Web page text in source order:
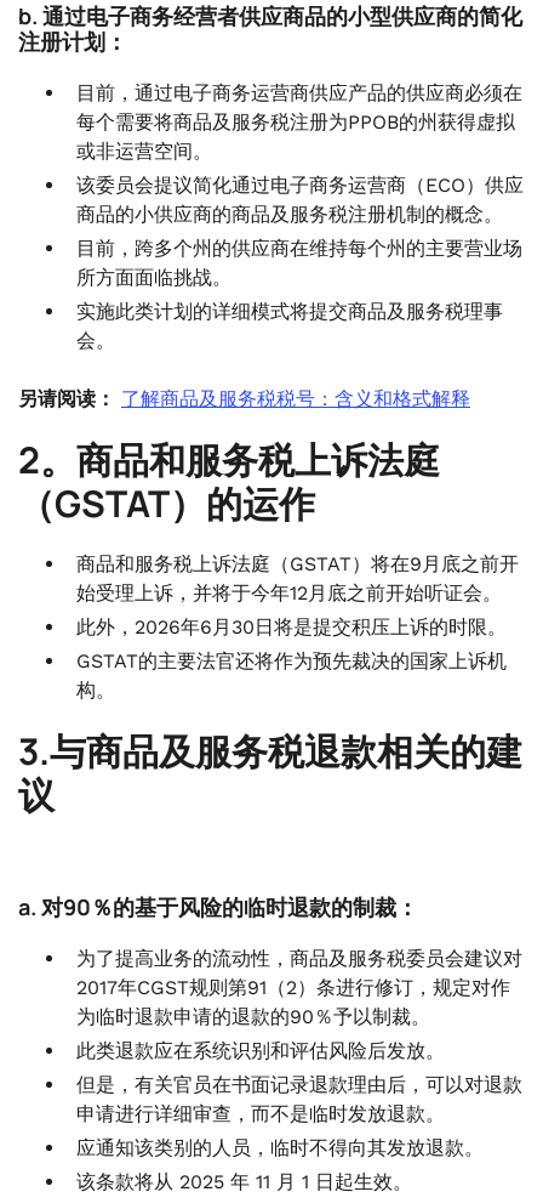
b. 通过电子商务经营者供应商品的小型供应商的简化
注册计划：
目前，通过电子商务运营商供应产品的供应商必须在
每个需要将商品及服务税注册为PPOB的州获得虚拟
或非运营空间。
该委员会提议简化通过电子商务运营商（ECO）供应
商品的小供应商的商品及服务税注册机制的概念。
目前，跨多个州的供应商在维持每个州的主要营业场
所方面面临挑战。
实施此类计划的详细模式将提交商品及服务税理事
会。
另请阅读： 了解商品及服务税税号：含义和格式解释
2。商品和服务税上诉法庭
（GSTAT）的运作
商品和服务税上诉法庭（GSTAT）将在9月底之前开
始受理上诉，并将于今年12月底之前开始听证会。
此外，2026年6月30日将是提交积压上诉的时限。
GSTAT的主要法官还将作为预先裁决的国家上诉机
构。
3.与商品及服务税退款相关的建
议
a. 对90％的基于风险的临时退款的制裁：
为了提高业务的流动性，商品及服务税委员会建议对
2017年CGST规则第91（2）条进行修订，规定对作
为临时退款申请的退款的90％予以制裁。
此类退款应在系统识别和评估风险后发放。
但是，有关官员在书面记录退款理由后，可以对退款
申请进行详细审查，而不是临时发放退款。
应通知该类别的人员，临时不得向其发放退款。
该条款将从 2025 年 11 月 1 日起生效。